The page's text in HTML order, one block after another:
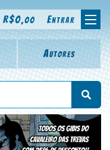
R$0,00 Entrar
Autores
série, escritor,